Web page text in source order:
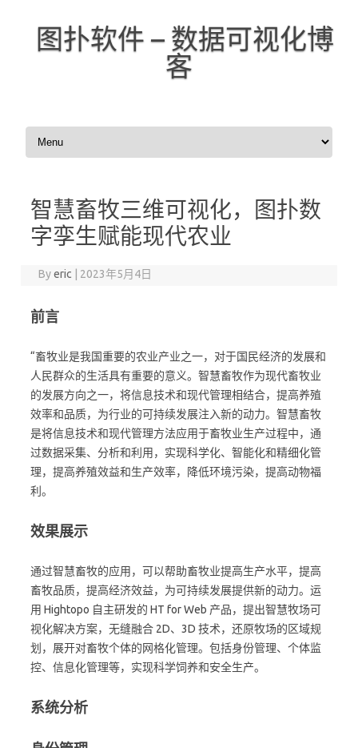
图扑软件 – 数据可视化博
客
Skip to content
智慧畜牧三维可视化，图扑数
字孪生赋能现代农业
Byeric 2023年5月4日
前言
“畜牧业是我国重要的农业产业之一，对于国民经济的发展和
人民群众的生活具有重要的意义。智慧畜牧作为现代畜牧业
的发展方向之一，将信息技术和现代管理相结合，提高养殖
效率和品质，为行业的可持续发展注入新的动力。智慧畜牧
是将信息技术和现代管理方法应用于畜牧业生产过程中，通
过数据采集、分析和利用，实现科学化、智能化和精细化管
理，提高养殖效益和生产效率，降低环境污染，提高动物福
利。
效果展示
通过智慧畜牧的应用，可以帮助畜牧业提高生产水平，提高
畜牧品质，提高经济效益，为可持续发展提供新的动力。运
用 Hightopo 自主研发的 HT for Web 产品，提出智慧牧场可
视化解决方案，无缝融合 2D、3D 技术，还原牧场的区域规
划，展开对畜牧个体的网格化管理。包括身份管理、个体监
控、信息化管理等，实现科学饲养和安全生产。
系统分析